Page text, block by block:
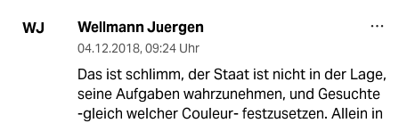
WJ Wellmann Juergen
04.12.2018, 09:24 Uhr
Das ist schlimm, der Staat ist nicht in der Lage,
seine Aufgaben wahrzunehmen, und Gesuchte
-gleich welcher Couleur- festzusetzen. Allein in